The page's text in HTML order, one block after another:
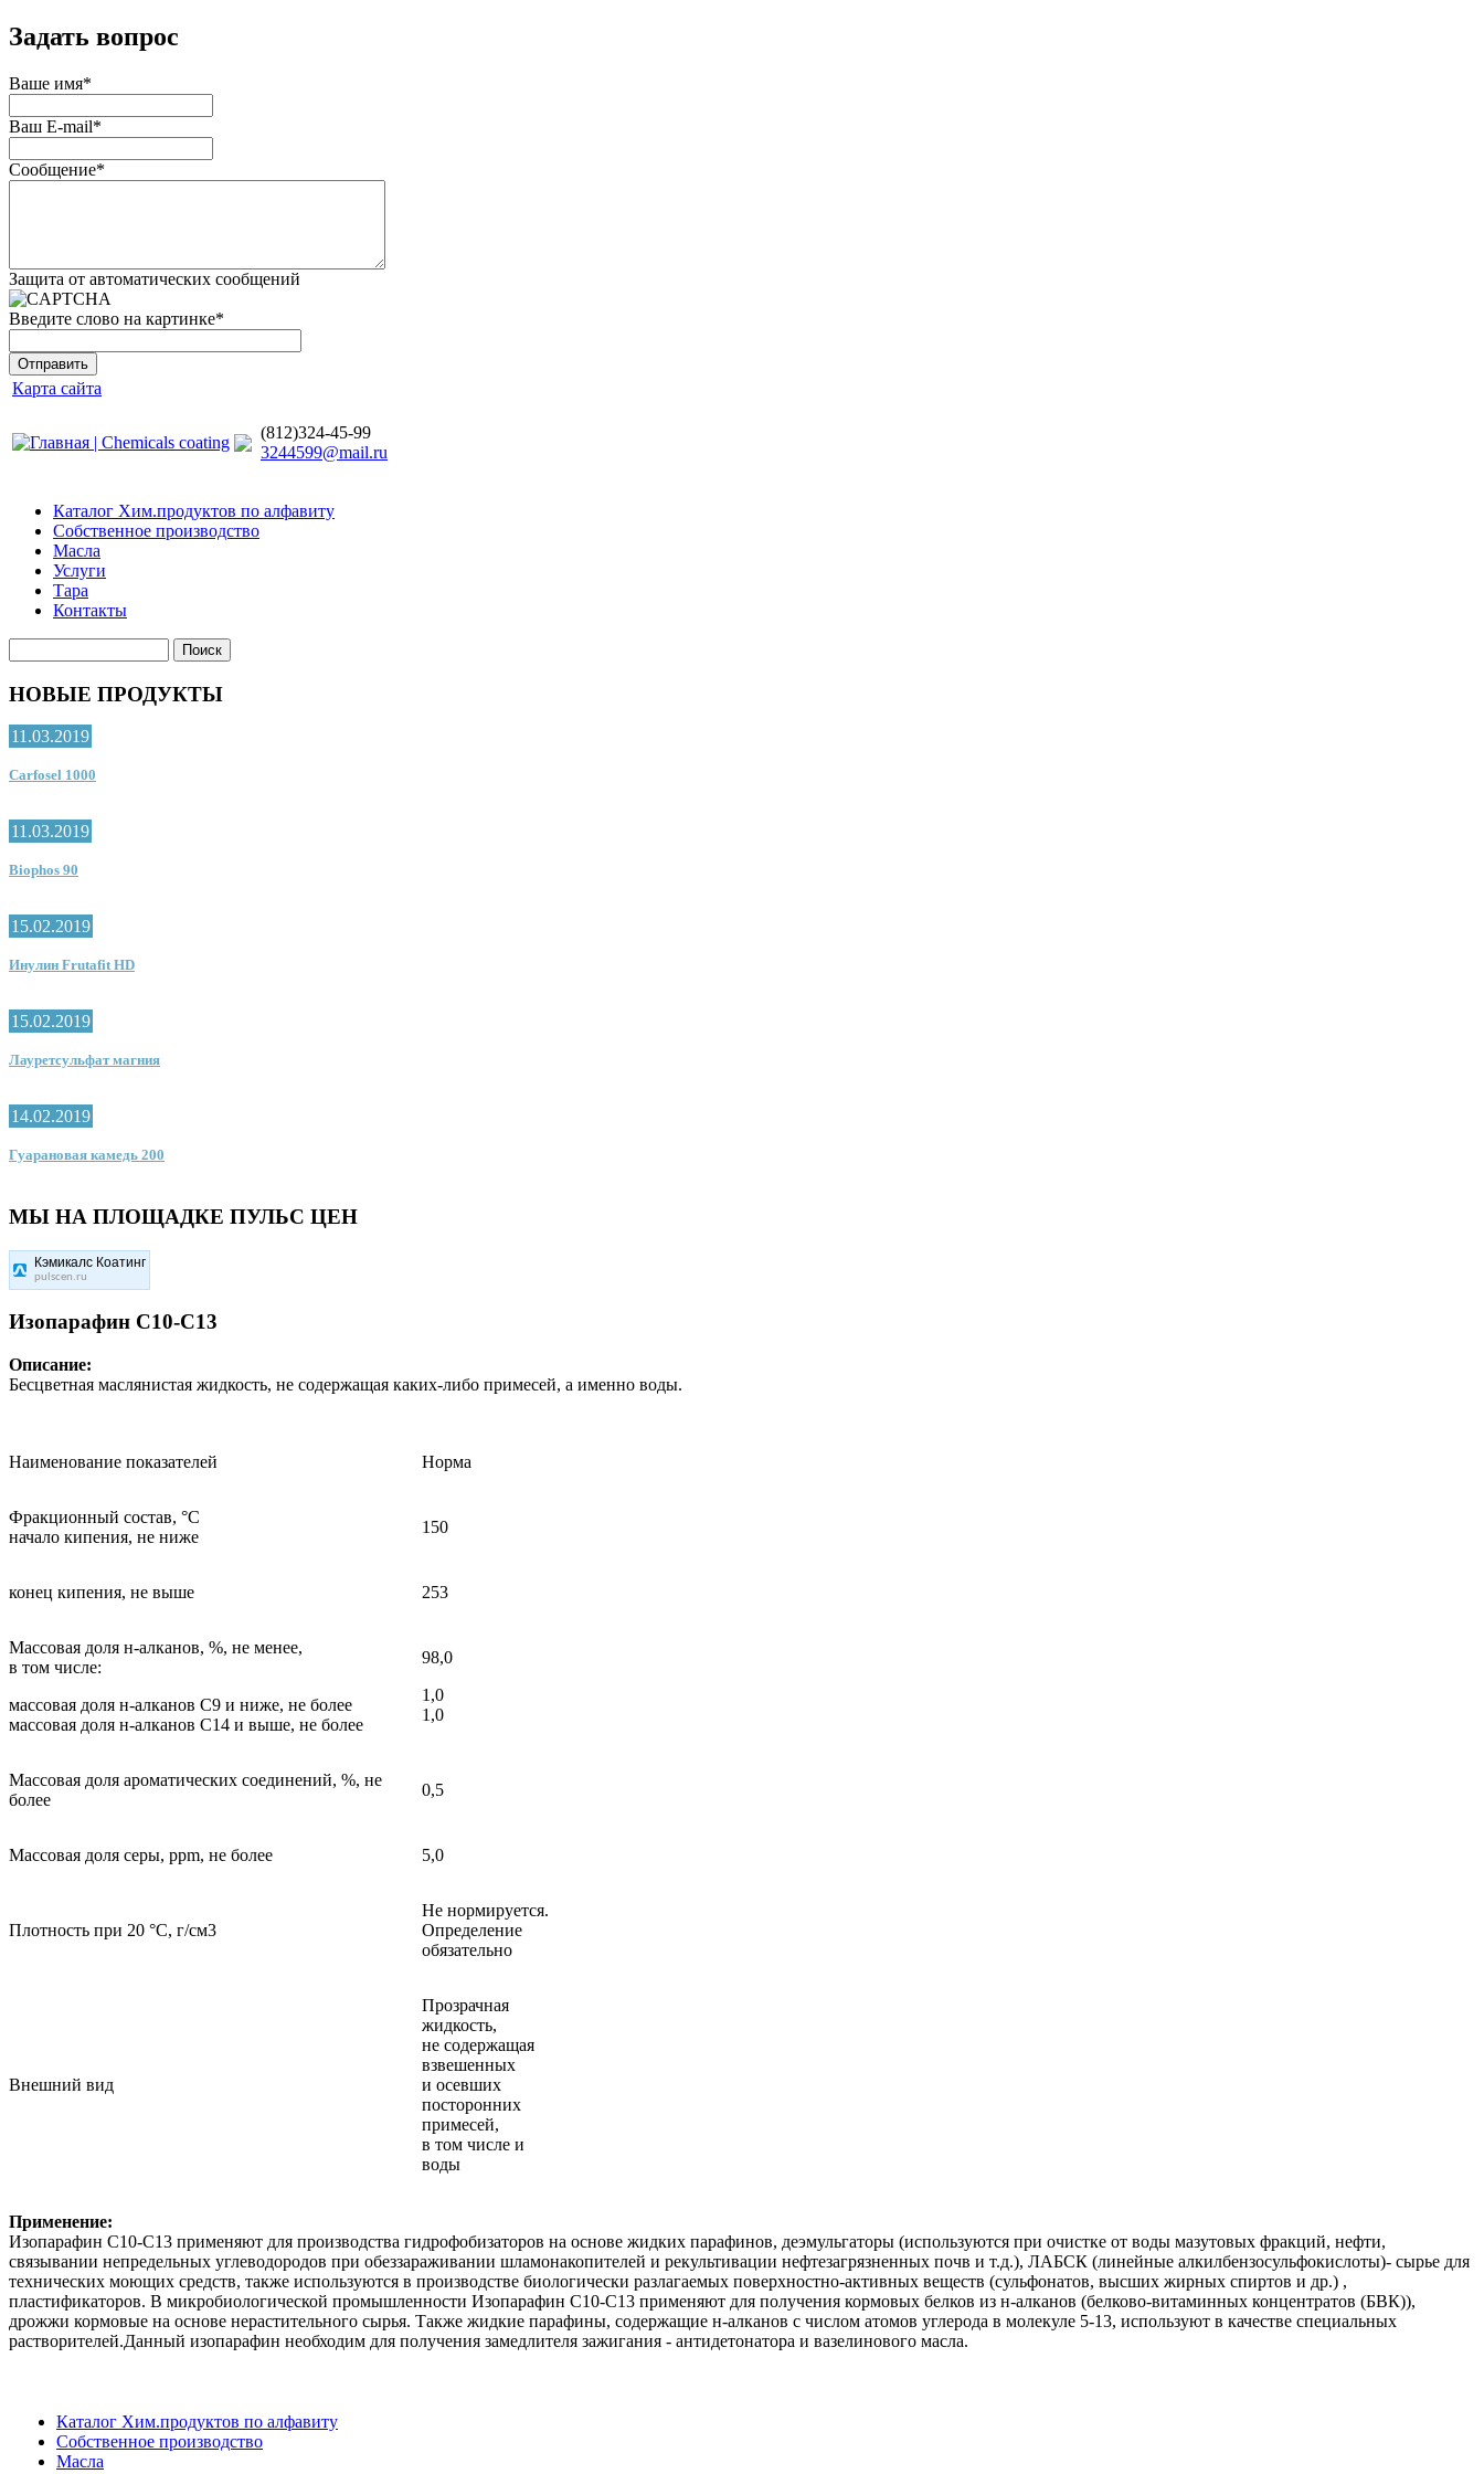
Задать вопрос
Ваше имя*
Ваш E-mail*
Сообщение*
Защита от автоматических сообщений
Введите слово на картинке*
Карта сайта
(812)324-45-99
3244599@mail.ru
Каталог Хим.продуктов по алфавиту
Собственное производство
Масла
Услуги
Тара
Контакты
НОВЫЕ ПРОДУКТЫ
11.03.2019
Carfosel 1000
11.03.2019
Biophos 90
15.02.2019
Инулин Frutafit HD
15.02.2019
Лауретсульфат магния
14.02.2019
Гуарановая камедь 200
МЫ НА ПЛОЩАДКЕ ПУЛЬС ЦЕН
Кэмикалс Коатинг
pulscen.ru
Изопарафин С10-С13
Описание:
Бесцветная маслянистая жидкость, не содержащая каких-либо примесей, а именно воды.
Наименование показателей Норма
Фракционный состав, °С
начало кипения, не ниже
150
конец кипения, не выше 253
Массовая доля н-алканов, %, не менее,
в том числе:
массовая доля н-алканов С9 и ниже, не более
массовая доля н-алканов С14 и выше, не более
98,0
1,0
1,0
Массовая доля ароматических соединений, %, не
более
0,5
Массовая доля серы, ррm, не более 5,0
Плотность при 20 °С, г/см3
Не нормируется.
Определение
обязательно
Внешний вид
Прозрачная
жидкость,
не содержащая
взвешенных
и осевших
посторонних
примесей,
в том числе и
воды
Применение:
Изопарафин С10-С13 применяют для производства гидрофобизаторов на основе жидких парафинов, деэмульгаторы (используются при очистке от воды мазутовых фракций, нефти,
связывании непредельных углеводородов при обеззараживании шламонакопителей и рекультивации нефтезагрязненных почв и т.д.), ЛАБСК (линейные алкилбензосульфокислоты)- сырье для
технических моющих средств, также используются в производстве биологически разлагаемых поверхностно-активных веществ (сульфонатов, высших жирных спиртов и др.) ,
пластификаторов. В микробиологической промышленности Изопарафин С10-С13 применяют для получения кормовых белков из н-алканов (белково-витаминных концентратов (БВК)),
дрожжи кормовые на основе нерастительного сырья. Также жидкие парафины, содержащие н-алканов с числом атомов углерода в молекуле 5-13, используют в качестве специальных
растворителей.Данный изопарафин необходим для получения замедлителя зажигания - антидетонатора и вазелинового масла.
Каталог Хим.продуктов по алфавиту
Собственное производство
Масла